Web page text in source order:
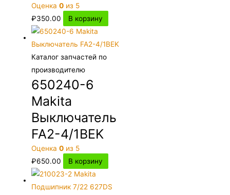
Оценка0 из 5
₽350.00 В корзину
Каталог запчастей по
производителю
650240-6
Makita
Выключатель
FA2-4/1BEK
Оценка0 из 5
₽650.00 В корзину